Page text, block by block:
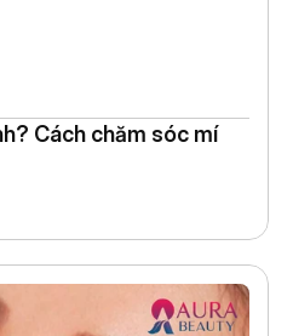
Cách chăm sóc mí